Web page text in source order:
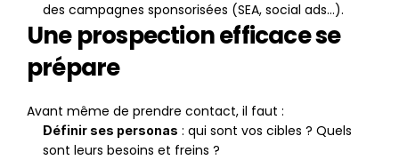
des campagnes sponsorisées (SEA, social ads…).
Une prospection efficace se
prépare
Avant même de prendre contact, il faut :
Définir ses personas : qui sont vos cibles ? Quels
sont leurs besoins et freins ?